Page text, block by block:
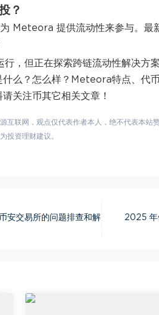
？
Meteora 提供流动性来参与。最
，但正在探索跨链流动性解决方案
么？怎么样？Meteora特点、代
关注币其它相关文章！
互联网，观点仅代表作者本人，绝不代表本站
投资理财建议。
安交易所的问题排查和解
2025 年